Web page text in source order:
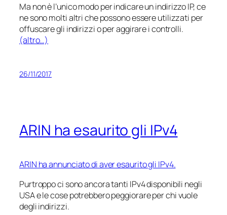
Ma non è l’unico modo per indicare un indirizzo IP, ce
ne sono molti altri che possono essere utilizzati per
offuscare gli indirizzi o per aggirare i controlli.
(altro…)
26/11/2017
ARIN ha esaurito gli IPv4
ARIN ha annunciato di aver esaurito gli IPv4.
Purtroppo ci sono ancora tanti IPv4 disponibili negli
USA e le cose potrebbero peggiorare per chi vuole
degli indirizzi.